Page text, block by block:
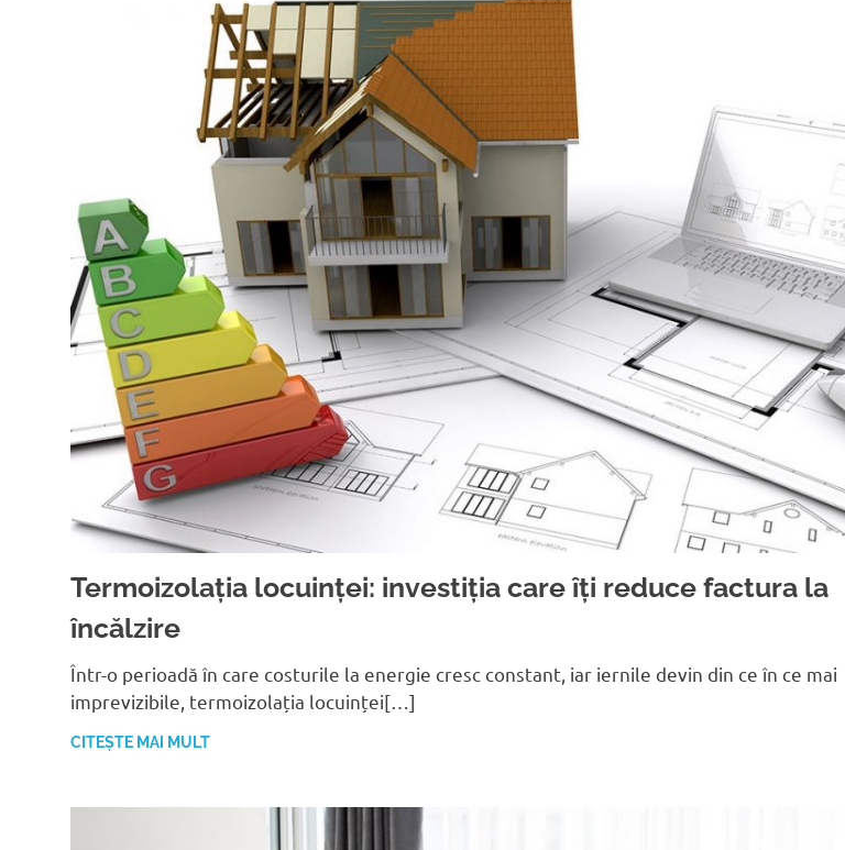
Termoizolația locuinței: investiția care îți reduce factura la
încălzire
Într-o perioadă în care costurile la energie cresc constant, iar iernile devin din ce în ce mai
imprevizibile, termoizolația locuinței[…]
CITEȘTE MAI MULT